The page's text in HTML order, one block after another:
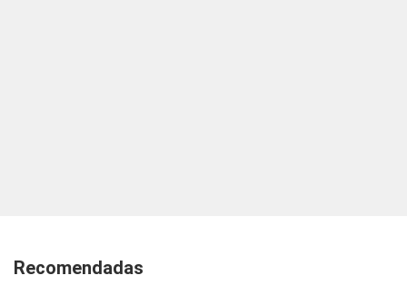
Recomendadas